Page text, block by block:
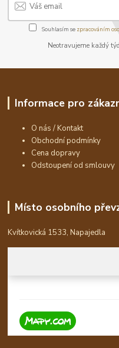
Souhlasím se zpracováním
Neotravujeme každý
Informace pro
O nás / Kontakt
Obchodní podmínky
Cena dopravy
Odstoupení od smlouvy
Místo osobního
Kvítkovická 1533, Napajedla